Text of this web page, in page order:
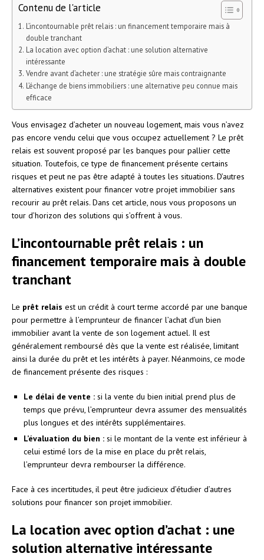
Contenu de l'article
L’incontournable prêt relais : un financement temporaire mais à
double tranchant
La location avec option d’achat : une solution alternative
intéressante
Vendre avant d’acheter : une stratégie sûre mais contraignante
L’échange de biens immobiliers : une alternative peu connue mais
efficace
Vous envisagez d’acheter un nouveau logement, mais vous n’avez
pas encore vendu celui que vous occupez actuellement ? Le prêt
relais est souvent proposé par les banques pour pallier cette
situation. Toutefois, ce type de financement présente certains
risques et peut ne pas être adapté à toutes les situations. D’autres
alternatives existent pour financer votre projet immobilier sans
recourir au prêt relais. Dans cet article, nous vous proposons un
tour d’horizon des solutions qui s’offrent à vous.
L’incontournable prêt relais : un
financement temporaire mais à double
tranchant
Le prêt relais est un crédit à court terme accordé par une banque
pour permettre à l’emprunteur de financer l’achat d’un bien
immobilier avant la vente de son logement actuel. Il est
généralement remboursé dès que la vente est réalisée, limitant
ainsi la durée du prêt et les intérêts à payer. Néanmoins, ce mode
de financement présente des risques :
Le délai de vente : si la vente du bien initial prend plus de
temps que prévu, l’emprunteur devra assumer des mensualités
plus longues et des intérêts supplémentaires.
L’évaluation du bien : si le montant de la vente est inférieur à
celui estimé lors de la mise en place du prêt relais,
l’emprunteur devra rembourser la différence.
Face à ces incertitudes, il peut être judicieux d’étudier d’autres
solutions pour financer son projet immobilier.
La location avec option d’achat : une
solution alternative intéressante